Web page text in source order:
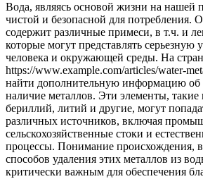
Вода, являясь основой жизни на нашей планете, должна быть
чистой и безопасной для потребления.
содержит различные примеси, в т.ч. и
которые могут представлять серьезную
человека и окружающей среды. На
https://www.example.com/articles/water-
найти дополнительную информацию об
наличие металлов. Эти элементы,
бериллий, литий и другие, могут
различных источников, включая
сельскохозяйственные стоки и
процессы. Понимание происхождения,
способов удаления этих металлов из
критически важным для обеспечения